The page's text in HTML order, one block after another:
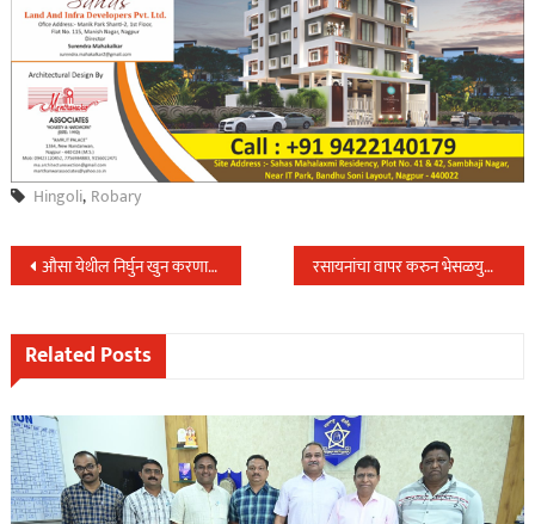
Hingoli, Robary
Post
navigation
औसा येथील निर्घुन खुन करणारा आरोपी पोलिसांच्या ताब्यात… रसायनांचा वापर करुन भेसळयुक्त दुध तयार करणाऱ्यावर पोलिस अधिक्षकांच्या विशेष पथकाचा छापा….
Related Posts